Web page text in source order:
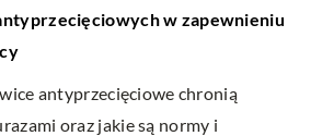
w zapewnieniu
antyprzecięciowe chronią
oraz jakie są normy i